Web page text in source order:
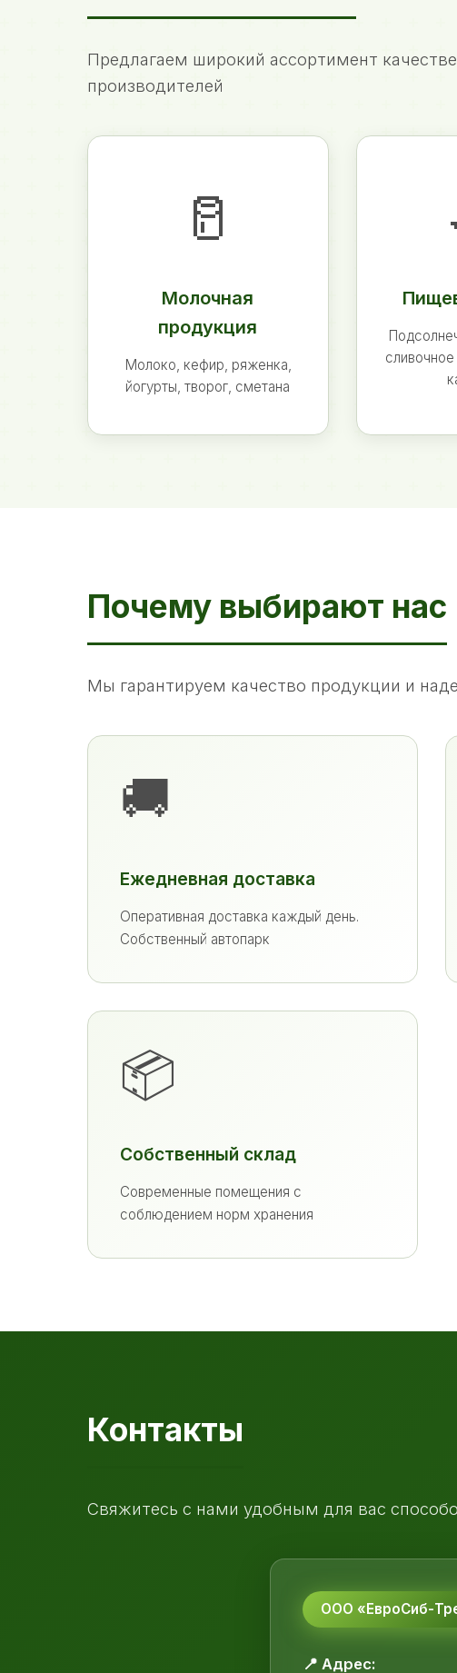
Предлагаем широкий ассортимент
производителей
🥛
Молочная
продукция
Молоко, кефир, ряженка,
йогурты, творог, сметана
Почему выбирают нас
Мы гарантируем качество продукции и
🚚
Ежедневная доставка
Оперативная доставка каждый день.
Собственный автопарк
📦
Собственный склад
Современные помещения с
соблюдением норм хранения
Контакты
Свяжитесь с нами удобным для вас
ООО «ЕвроСиб-
📍 Адрес: